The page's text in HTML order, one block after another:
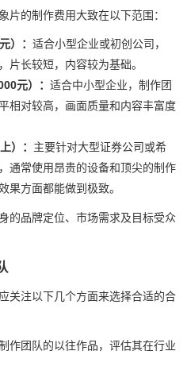
片的制作费用大致在以下范围：
）： 适合小型企业或初创公司，
片长较短，内容较为基础。
元）： 适合中小型企业，制作团
相对较高，画面质量和内容丰富度
）： 主要针对大型证券公司或希
通常使用昂贵的设备和顶尖的制作
果方面都能做到极致。
的品牌定位、市场需求及目标受众
关注以下几个方面来选择合适的合
作团队的以往作品，评估其在行业